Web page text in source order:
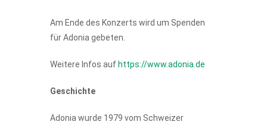
Am Ende des Konzerts wird um Spenden
für Adonia gebeten.
Weitere Infos aufhttps://www.adonia.de
Geschichte
Adonia wurde 1979 vom Schweizer